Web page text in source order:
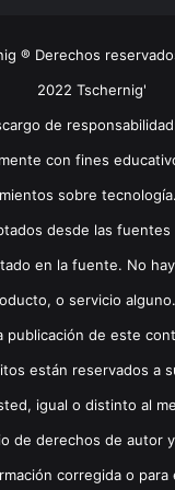
® Derechos
2022 Tschernig'
de
con fines
sobre
desde las fuentes
en la fuente. No
o servicio
publicación de este
están reservados a
igual o distinto al
de derechos de autor
corregida o